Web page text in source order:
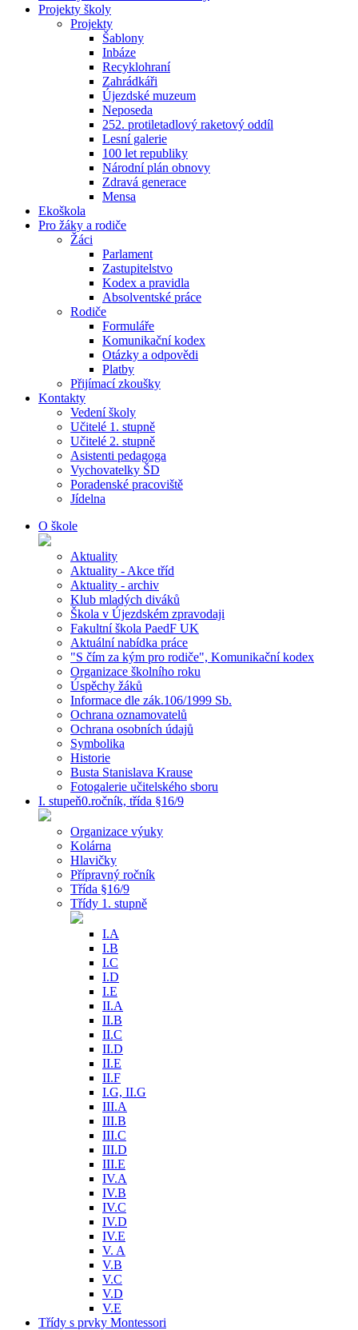
Projekty školy
Projekty
Šablony
Inbáze
Recyklohraní
Zahrádkáři
Újezdské muzeum
Neposeda
252. protiletadlový raketový oddíl
Lesní galerie
100 let republiky
Národní plán obnovy
Zdravá generace
Mensa
Ekoškola
Pro žáky a rodiče
Žáci
Parlament
Zastupitelstvo
Kodex a pravidla
Absolventské práce
Rodiče
Formuláře
Komunikační kodex
Otázky a odpovědi
Platby
Přijímací zkoušky
Kontakty
Vedení školy
Učitelé 1. stupně
Učitelé 2. stupně
Asistenti pedagoga
Vychovatelky ŠD
Poradenské pracoviště
Jídelna
O škole
Aktuality
Aktuality - Akce tříd
Aktuality - archiv
Klub mladých diváků
Škola v Újezdském zpravodaji
Fakultní škola PaedF UK
Aktuální nabídka práce
"S čím za kým pro rodiče", Komunikační kodex
Organizace školního roku
Úspěchy žáků
Informace dle zák.106/1999 Sb.
Ochrana oznamovatelů
Ochrana osobních údajů
Symbolika
Historie
Busta Stanislava Krause
Fotogalerie učitelského sboru
I. stupeň0.ročník, třída §16/9
Organizace výuky
Kolárna
Hlavičky
Přípravný ročník
Třída §16/9
Třídy 1. stupně
I.A
I.B
I.C
I.D
I.E
II.A
II.B
II.C
II.D
II.E
II.F
I.G, II.G
III.A
III.B
III.C
III.D
III.E
IV.A
IV.B
IV.C
IV.D
IV.E
V. A
V.B
V.C
V.D
V.E
Třídy s prvky Montessori